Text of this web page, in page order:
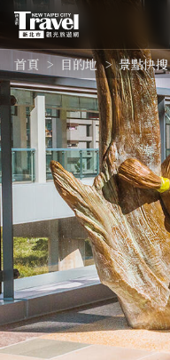
主
要
內
容
區
塊
首頁 目的地 景點快搜